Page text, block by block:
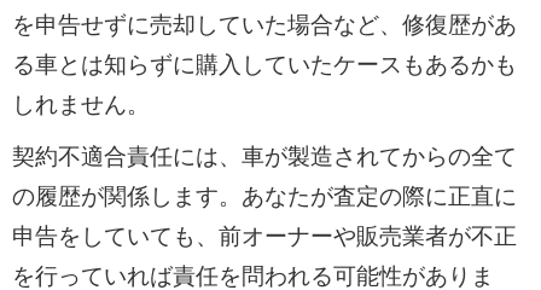
を申告せずに売却していた場合など、修復歴があ
る車とは知らずに購入していたケースもあるかも
しれません。
契約不適合責任には、車が製造されてからの全て
の履歴が関係します。あなたが査定の際に正直に
申告をしていても、前オーナーや販売業者が不正
を行っていれば責任を問われる可能性がありま